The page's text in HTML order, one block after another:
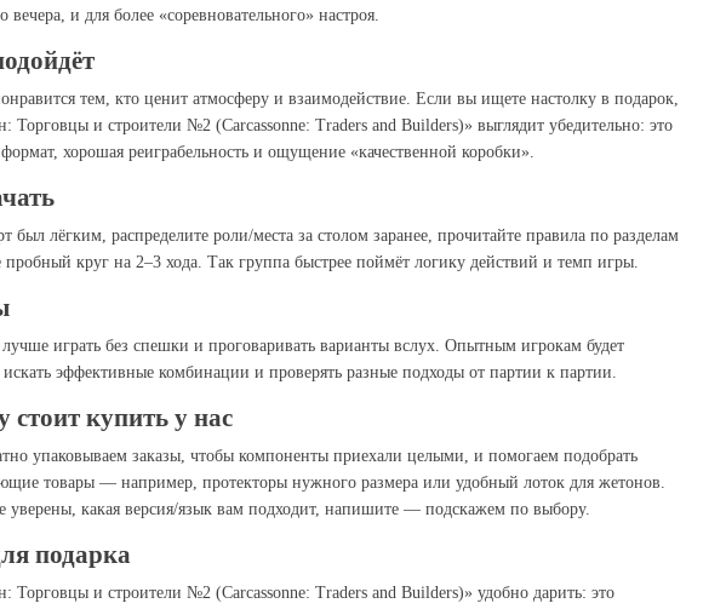
вечера, и для более «соревновательного» настроя.
тем, кто ценит атмосферу и взаимодействие. Если вы ищете настолку в подарок,
Торговцы и строители №2 (Carcassonne: Traders and Builders)» выглядит убедительно: это
хорошая реиграбельность и ощущение «качественной коробки».
был лёгким, распределите роли/места за столом заранее, прочитайте правила по разделам
пробный круг на 2–3 хода. Так группа быстрее поймёт логику действий и темп игры.
играть без спешки и проговаривать варианты вслух. Опытным игрокам будет
искать эффективные комбинации и проверять разные подходы от партии к партии.
стоит купить у нас
упаковываем заказы, чтобы компоненты приехали целыми, и помогаем подобрать
товары — например, протекторы нужного размера или удобный лоток для жетонов.
уверены, какая версия/язык вам подходит, напишите — подскажем по выбору.
подарка
Торговцы и строители №2 (Carcassonne: Traders and Builders)» удобно дарить: это